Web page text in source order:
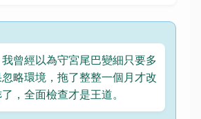
曾經以為守宮尾巴變細只要多
略環境，拖了整整一個月才改
，全面檢查才是王道。